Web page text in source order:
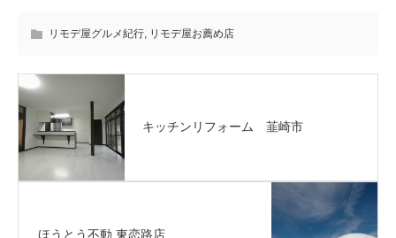
リモデ屋グルメ紀行, リモデ屋お薦め店
キッチンリフォーム 韮崎市
ほうとう不動 東恋路店